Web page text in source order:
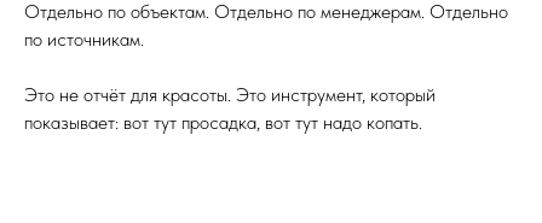
Отдельно по объектам. Отдельно по менеджерам. Отдельно
по источникам.
Это не отчёт для красоты. Это инструмент, который
показывает: вот тут просадка, вот тут надо копать.